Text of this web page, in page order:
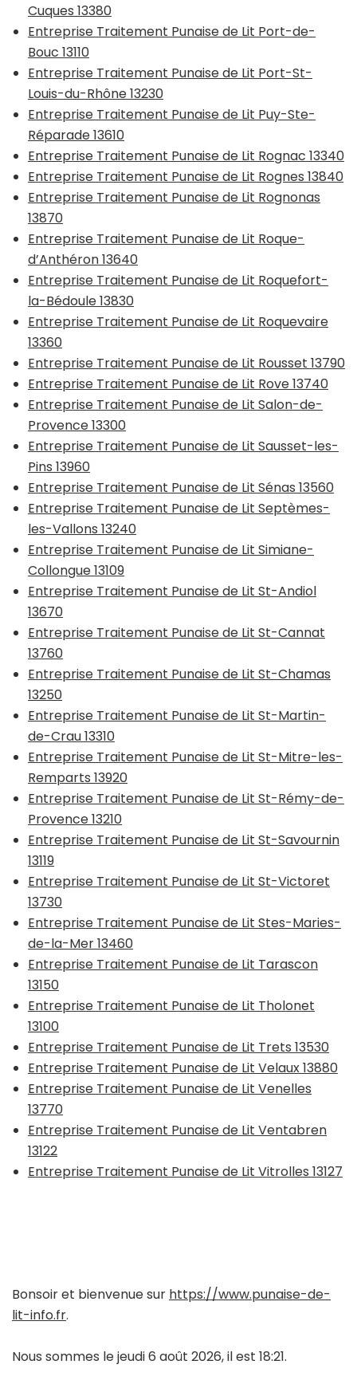
Cuques 13380
Entreprise Traitement Punaise de Lit Port-de-
Bouc 13110
Entreprise Traitement Punaise de Lit Port-St-
Louis-du-Rhône 13230
Entreprise Traitement Punaise de Lit Puy-Ste-
Réparade 13610
Entreprise Traitement Punaise de Lit Rognac 13340
Entreprise Traitement Punaise de Lit Rognes 13840
Entreprise Traitement Punaise de Lit Rognonas
13870
Entreprise Traitement Punaise de Lit Roque-
d’Anthéron 13640
Entreprise Traitement Punaise de Lit Roquefort-
la-Bédoule 13830
Entreprise Traitement Punaise de Lit Roquevaire
13360
Entreprise Traitement Punaise de Lit Rousset 13790
Entreprise Traitement Punaise de Lit Rove 13740
Entreprise Traitement Punaise de Lit Salon-de-
Provence 13300
Entreprise Traitement Punaise de Lit Sausset-les-
Pins 13960
Entreprise Traitement Punaise de Lit Sénas 13560
Entreprise Traitement Punaise de Lit Septèmes-
les-Vallons 13240
Entreprise Traitement Punaise de Lit Simiane-
Collongue 13109
Entreprise Traitement Punaise de Lit St-Andiol
13670
Entreprise Traitement Punaise de Lit St-Cannat
13760
Entreprise Traitement Punaise de Lit St-Chamas
13250
Entreprise Traitement Punaise de Lit St-Martin-
de-Crau 13310
Entreprise Traitement Punaise de Lit St-Mitre-les-
Remparts 13920
Entreprise Traitement Punaise de Lit St-Rémy-de-
Provence 13210
Entreprise Traitement Punaise de Lit St-Savournin
13119
Entreprise Traitement Punaise de Lit St-Victoret
13730
Entreprise Traitement Punaise de Lit Stes-Maries-
de-la-Mer 13460
Entreprise Traitement Punaise de Lit Tarascon
13150
Entreprise Traitement Punaise de Lit Tholonet
13100
Entreprise Traitement Punaise de Lit Trets 13530
Entreprise Traitement Punaise de Lit Velaux 13880
Entreprise Traitement Punaise de Lit Venelles
13770
Entreprise Traitement Punaise de Lit Ventabren
13122
Entreprise Traitement Punaise de Lit Vitrolles 13127
Bonsoir et bienvenue sur https://www.punaise-de-
lit-info.fr.
Nous sommes le jeudi 6 août 2026, il est 18:21.